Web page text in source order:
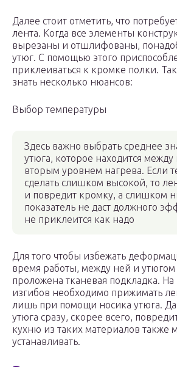
Далее стоит отметить, что
лента. Когда все элементы
вырезаны и отшлифованы,
утюг. С помощью этого
приклеиваться к кромке полки.
знать несколько нюансов:
Выбор температуры
Здесь важно выбрать среднее
утюга, которое находится
вторым уровнем нагрева. Если
сделать слишком высокой, то
и повредит кромку, а слишком
показатель не даст должного
не приклеится как надо
Для того чтобы избежать
время работы, между ней и
проложена тканевая подкладка. На
изгибов необходимо прижимать
лишь при помощи носика утюга.
утюга сразу, скорее всего,
кухню из таких материалов также
устанавливать.